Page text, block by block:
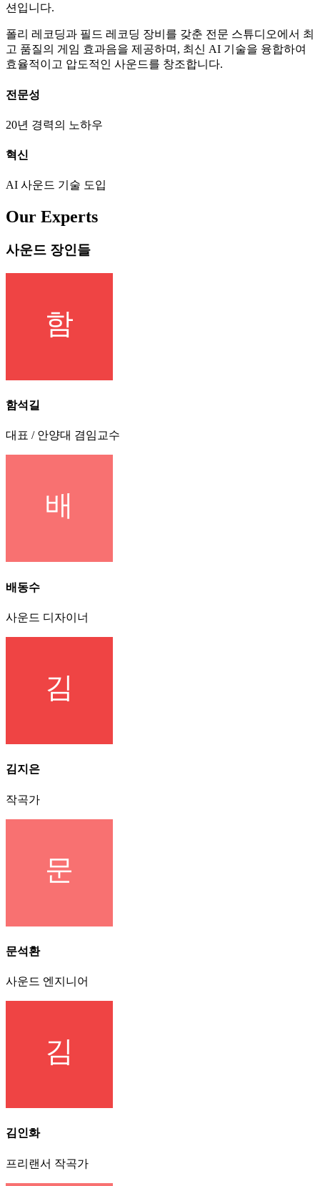
션입니다.
폴리 레코딩과 필드 레코딩 장비를 갖춘 전문 스튜디오에서 최
고 품질의 게임 효과음을 제공하며, 최신 AI 기술을 융합하여
효율적이고 압도적인 사운드를 창조합니다.
전문성
20년 경력의 노하우
혁신
AI 사운드 기술 도입
Our Experts
사운드 장인들
함석길
대표 / 안양대 겸임교수
배동수
사운드 디자이너
김지은
작곡가
문석환
사운드 엔지니어
김인화
프리랜서 작곡가